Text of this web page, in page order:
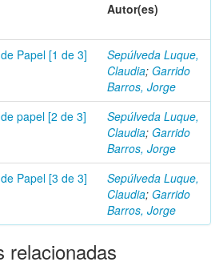
Autor(es)
Papel [1 de 3]
Sepúlveda Luque,
Claudia; Garrido
Barros, Jorge
papel [2 de 3]
Sepúlveda Luque,
Claudia; Garrido
Barros, Jorge
Papel [3 de 3]
Sepúlveda Luque,
Claudia; Garrido
Barros, Jorge
relacionadas